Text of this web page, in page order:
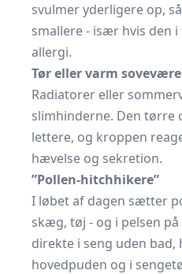
svulmer yderligere op,
smallere - især hvis den
allergi.
Tør eller varm
Radiatorer eller
slimhinderne. Den tørre
lettere, og kroppen
hævelse og sekretion.
”Pollen-hitchhikere”
I løbet af dagen sætter
skæg, tøj - og i pelsen
direkte i seng uden bad,
hovedpuden og i